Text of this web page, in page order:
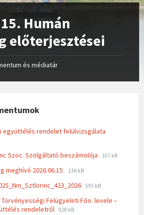
Humán
előterjesztései
és médiatár
együttélés rendelet felülvizsgálata
Szoc. Szolgáltató beszámolója
File
File
107 kB
meghívó 2026.06.15.
File
pdf
File
136 kB
File
pdf
File
595 kB
Felügyeleti Főo. levele –
rendeletről File
File
928 kB